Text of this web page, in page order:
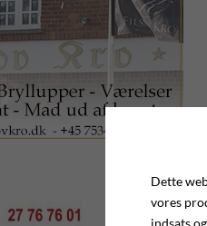
Dette
vores
indsats